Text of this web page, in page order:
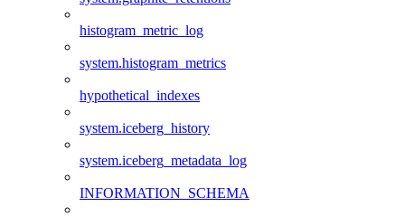
histogram_metric_log
system.histogram_metrics
hypothetical_indexes
system.iceberg_history
system.iceberg_metadata_log
INFORMATION_SCHEMA